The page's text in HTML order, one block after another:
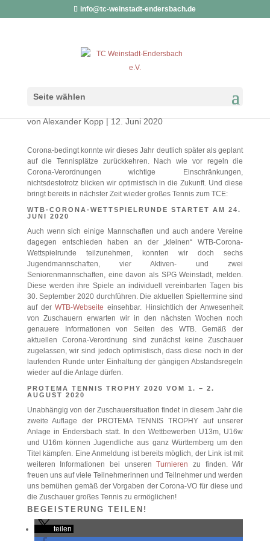
info@tc-weinstadt-endersbach.de
Seite wählen
WIR SPIELEN WIEDER
TENNIS
vonAlexander Kopp|12. Juni 2020
Corona-bedingt konnte wir dieses Jahr deutlich später als geplant
auf die Tennisplätze zurückkehren. Nach wie vor regeln die
Corona-Verordnungen wichtige Einschränkungen,
nichtsdestotrotz blicken wir optimistisch in die Zukunft. Und diese
bringt bereits in nächster Zeit wieder großes Tennis zum TCE:
WTB-CORONA-WETTSPIELRUNDE STARTET AM 24.
JUNI 2020
Auch wenn sich einige Mannschaften und auch andere Vereine
dagegen entschieden haben an der „kleinen“ WTB-Corona-
Wettspielrunde teilzunehmen, konnten wir doch sechs
Jugendmannschaften, vier Aktiven- und zwei
Seniorenmannschaften, eine davon als SPG Weinstadt, melden.
Diese werden ihre Spiele an individuell vereinbarten Tagen bis
30. September 2020 durchführen. Die aktuellen Spieltermine sind
auf derWTB-Webseite einsehbar. Hinsichtlich der Anwesenheit
von Zuschauern erwarten wir in den nächsten Wochen noch
genauere Informationen von Seiten des WTB. Gemäß der
aktuellen Corona-Verordnung sind zunächst keine Zuschauer
zugelassen, wir sind jedoch optimistisch, dass diese noch in der
laufenden Runde unter Einhaltung der gängigen Abstandsregeln
wieder auf die Anlage dürfen.
PROTEMA TENNIS TROPHY 2020 VOM 1. – 2.
AUGUST 2020
Unabhängig von der Zuschauersituation findet in diesem Jahr die
zweite Auflage der PROTEMA TENNIS TROPHY auf unserer
Anlage in Endersbach statt. In den Wettbewerben U13m, U16w
und U16m können Jugendliche aus ganz Württemberg um den
Titel kämpfen. Eine Anmeldung ist bereits möglich, der Link ist mit
weiteren Informationen bei unserenTurnieren zu finden. Wir
freuen uns auf viele Teilnehmerinnen und Teilnehmer und werden
uns bemühen gemäß der Vorgaben der Corona-VO für diese und
die Zuschauer großes Tennis zu ermöglichen!
BEGEISTERUNG TEILEN!
teilen